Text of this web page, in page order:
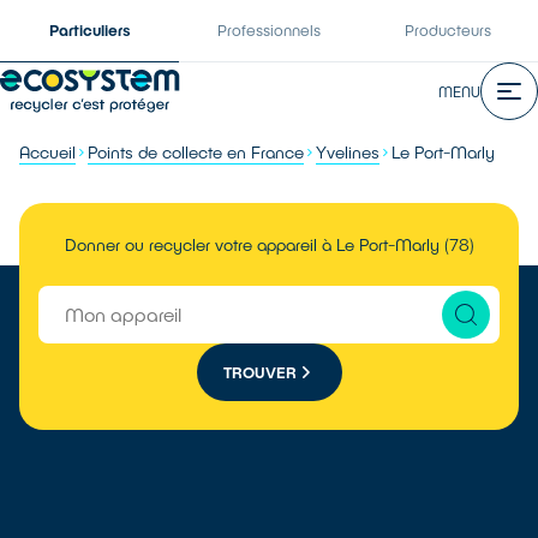
Particuliers Professionnels Producteurs
MENU
Accueil Points de collecte en France Yvelines Le Port-Marly
Donner ou recycler votre appareil à Le Port-Marly (78)
TROUVER